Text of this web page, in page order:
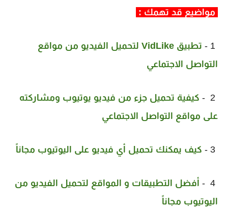
مواضيع قد تهمك :
تطبيق VidLike لتحميل الفيديو من مواقع
التواصل الاجتماعي
كيفية تحميل جزء من فيديو يوتيوب ومشاركته
على مواقع التواصل الاجتماعي
كيف يمكنك تحميل أي فيديو على اليوتيوب مجاناً
أفضل التطبيقات و المواقع لتحميل الفيديو من
اليوتيوب مجاناً